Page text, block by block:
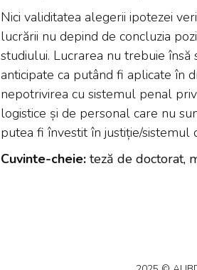
Nici validitatea alegerii ipotezei
lucrării nu depind de concluzia
studiului. Lucrarea nu trebuie
anticipate ca putând fi aplicate în
nepotrivirea cu sistemul penal
logistice și de personal care nu
putea fi învestit în justiție/sistemul
Cuvinte-cheie: teză de doctorat,